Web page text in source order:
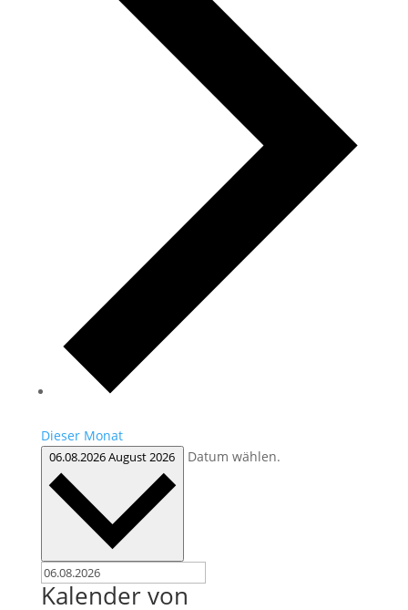
Dieser Monat
06.08.2026August 2026 Datum wählen.
Kalender von